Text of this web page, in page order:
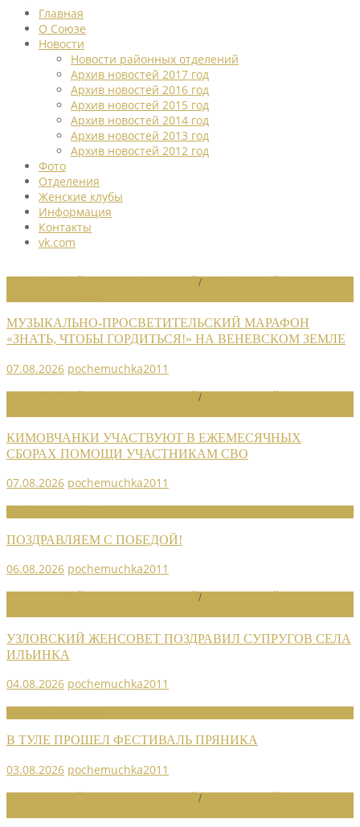
Главная
О Союзе
Новости
Новости районных отделений
Архив новостей 2017 год
Архив новостей 2016 год
Архив новостей 2015 год
Архив новостей 2014 год
Архив новостей 2013 год
Архив новостей 2012 год
Фото
Отделения
Женские клубы
Информация
Контакты
vk.com
/
МУЗЫКАЛЬНО-ПРОСВЕТИТЕЛЬСКИЙ МАРАФОН
«ЗНАТЬ, ЧТОБЫ ГОРДИТЬСЯ!» НА ВЕНЕВСКОМ ЗЕМЛЕ
07.08.2026 pochemuchka2011
/
КИМОВЧАНКИ УЧАСТВУЮТ В ЕЖЕМЕСЯЧНЫХ
СБОРАХ ПОМОЩИ УЧАСТНИКАМ СВО
07.08.2026 pochemuchka2011
ПОЗДРАВЛЯЕМ С ПОБЕДОЙ!
06.08.2026 pochemuchka2011
/
УЗЛОВСКИЙ ЖЕНСОВЕТ ПОЗДРАВИЛ СУПРУГОВ СЕЛА
ИЛЬИНКА
04.08.2026 pochemuchka2011
В ТУЛЕ ПРОШЕЛ ФЕСТИВАЛЬ ПРЯНИКА
03.08.2026 pochemuchka2011
/